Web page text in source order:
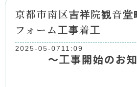
京都市南区吉祥院観音堂
フォーム工事着工
2025-05-07 11:09
～工事開始のお